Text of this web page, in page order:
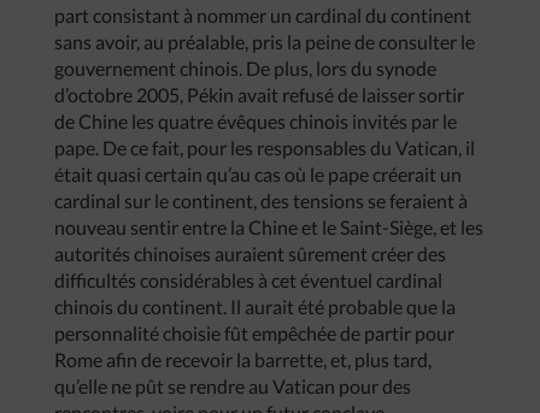
part consistant à nommer un cardinal du continent
sans avoir, au préalable, pris la peine de consulter le
gouvernement chinois. De plus, lors du synode
d’octobre 2005, Pékin avait refusé de laisser sortir
de Chine les quatre évêques chinois invités par le
pape. De ce fait, pour les responsables du Vatican, il
était quasi certain qu’au cas où le pape créerait un
cardinal sur le continent, des tensions se feraient à
nouveau sentir entre la Chine et le Saint-Siège, et les
autorités chinoises auraient sûrement créer des
difficultés considérables à cet éventuel cardinal
chinois du continent. Il aurait été probable que la
personnalité choisie fût empêchée de partir pour
Rome afin de recevoir la barrette, et, plus tard,
qu’elle ne pût se rendre au Vatican pour des